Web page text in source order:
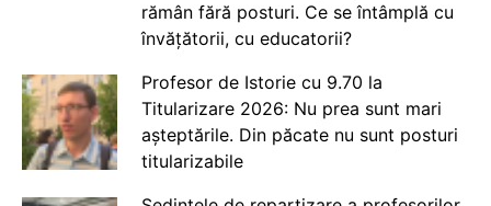
rămân fără posturi. Ce se întâmplă cu
învățătorii, cu educatorii?
Profesor de Istorie cu 9.70 la
Titularizare 2026: Nu prea sunt mari
așteptările. Din păcate nu sunt posturi
titularizabile